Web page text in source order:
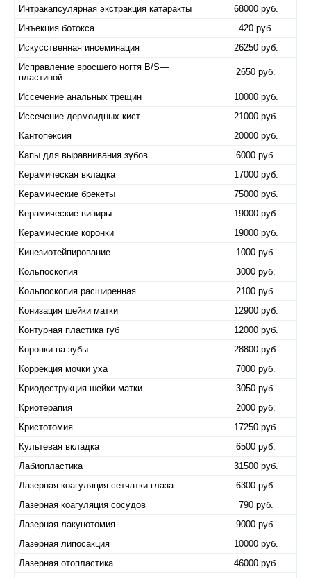
Интракапсулярная экстракция катаракты
68000 руб.
Инъекция ботокса
420 руб.
Искусственная инсеминация
26250 руб.
Исправление вросшего ногтя B/S—
пластиной
2650 руб.
Иссечение анальных трещин
10000 руб.
Иссечение дермоидных кист
21000 руб.
Кантопексия
20000 руб.
Капы для выравнивания зубов
6000 руб.
Керамическая вкладка
17000 руб.
Керамические брекеты
75000 руб.
Керамические виниры
19000 руб.
Керамические коронки
19000 руб.
Кинезиотейпирование
1000 руб.
Кольпоскопия
3000 руб.
Кольпоскопия расширенная
2100 руб.
Конизация шейки матки
12900 руб.
Контурная пластика губ
12000 руб.
Коронки на зубы
28800 руб.
Коррекция мочки уха
7000 руб.
Криодеструкция шейки матки
3050 руб.
Криотерапия
2000 руб.
Кристотомия
17250 руб.
Культевая вкладка
6500 руб.
Лабиопластика
31500 руб.
Лазерная коагуляция сетчатки глаза
6300 руб.
Лазерная коагуляция сосудов
790 руб.
Лазерная лакунотомия
9000 руб.
Лазерная липосакция
10000 руб.
Лазерная отопластика
46000 руб.